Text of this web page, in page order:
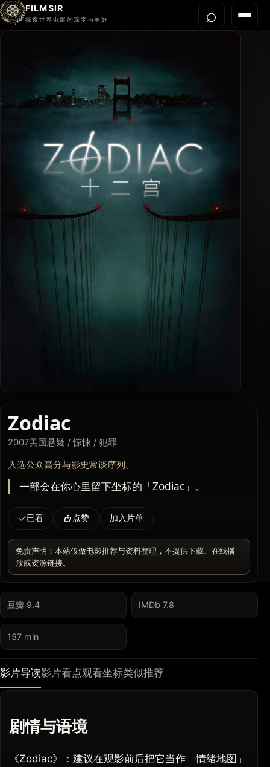
FILMSIR
探索世界电影的深度与美好 菜单
世界电影节
⌕打开
Zodiac
2007美国悬疑 / 惊悚 / 犯罪
入选公众高分与影史常谈序列。
一部会在你心里留下坐标的「Zodiac」。
已看 点赞 加入片单
免责声明：本站仅做电影推荐与资料整理，不提供下载、在线播
放或资源链接。
豆瓣 9.4 IMDb 7.8
157 min
影片导读影片看点观看坐标类似推荐
剧情与语境
《Zodiac》：建议在观影前后把它当作「情绪地图」